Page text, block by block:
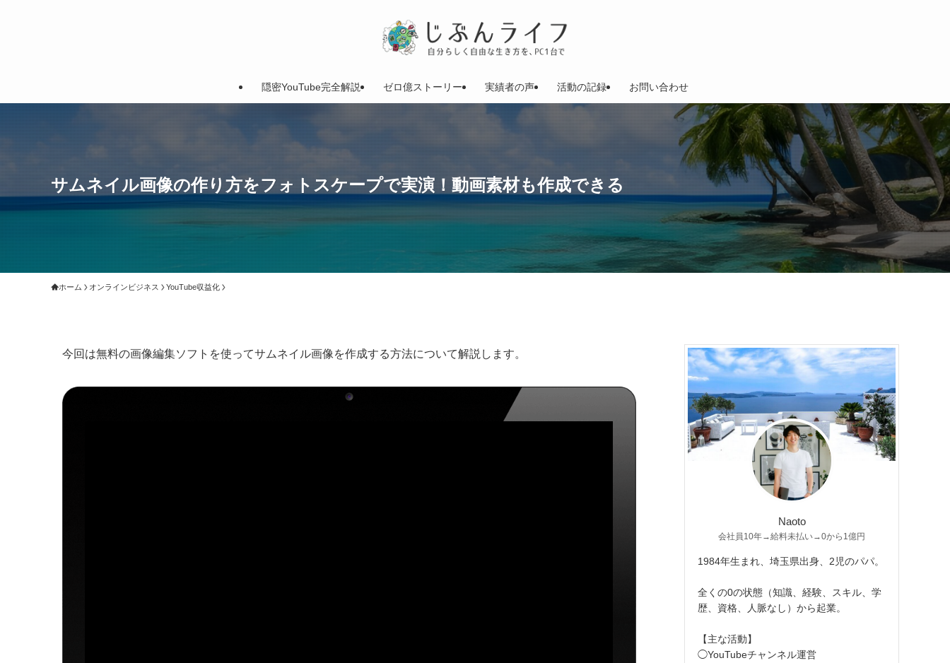
隠密YouTube完全解説 ゼロ億ストーリー 実績者の声 活動の記録 お問い合わせ
サムネイル画像の作り方をフォトスケープで実演！動画素材も作成できる
ホーム オンラインビジネス YouTube収益化
今回は無料の画像編集ソフトを使ってサムネイル画像を作成する方法について解説します。
Naoto
会社員10年→給料未払い→0から1億円
1984年生まれ、埼玉県出身、2児のパパ。
全くの0の状態（知識、経験、スキル、学
歴、資格、人脈なし）から起業。
【主な活動】
◯YouTubeチャンネル運営